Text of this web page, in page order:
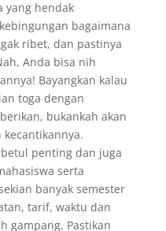
yang hendak
bagaimana
ribet, dan pastinya
Anda bisa nih
Bayangkan kalau
toga dengan
bukankah akan
penting dan juga
serta
banyak semester
tarif, waktu dan
gampang. Pastikan